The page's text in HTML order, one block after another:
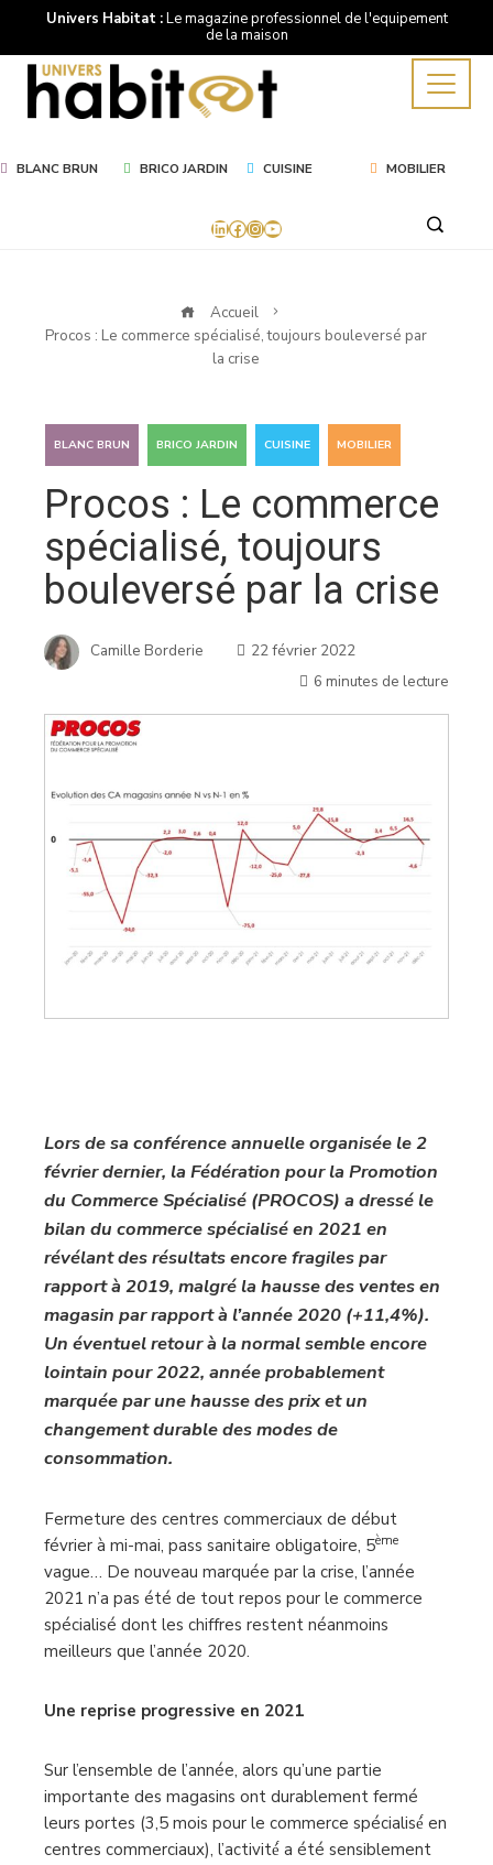
Univers Habitat :Le magazine professionnel de l'equipement
de la maison
BLANC BRUN BRICO JARDIN CUISINE MOBILIER
LinkedIn
Facebook
Instagram
YouTube
Accueil
Procos : Le commerce spécialisé, toujours bouleversé par
la crise
BLANC BRUN BRICO JARDIN CUISINE MOBILIER
Procos : Le commerce
spécialisé, toujours
bouleversé par la crise
Camille Borderie
22 février 2022
6 minutes de lecture
Lors de sa conférence annuelle organisée le 2
février dernier, la Fédération pour la Promotion
du Commerce Spécialisé (PROCOS) a dressé le
bilan du commerce spécialisé en 2021 en
révélant des résultats encore fragiles par
rapport à 2019, malgré la hausse des ventes en
magasin par rapport à l’année 2020 (+11,4%).
Un éventuel retour à la normal semble encore
lointain pour 2022, année probablement
marquée par une hausse des prix et un
changement durable des modes de
consommation.
Fermeture des centres commerciaux de début
février à mi-mai, pass sanitaire obligatoire, 5ème
vague… De nouveau marquée par la crise, l’année
2021 n’a pas été de tout repos pour le commerce
spécialisé dont les chiffres restent néanmoins
meilleurs que l’année 2020.
Une reprise progressive en 2021
Sur l’ensemble de l’année, alors qu’une partie
importante des magasins ont durablement fermé
leurs portes (3,5 mois pour le commerce spécialisé́ en
centres commerciaux), l’activité́ a été sensiblement